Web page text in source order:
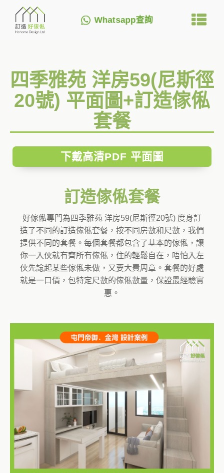
Whatsapp查詢
四季雅苑 洋房59(尼斯徑
20號) 平面圖+訂造傢俬
套餐
下戴高清PDF 平面圖
訂造傢俬套餐
好傢俬專門為四季雅苑 洋房59(尼斯徑20號) 度身訂
造了不同的訂造傢俬套餐，按不同房數和尺數，我們
提供不同的套餐。每個套餐都包含了基本的傢俬，讓
你一入伙就有齊所有傢俬，住的輕鬆自在，唔怕入左
伙先諗起某些傢俬未做，又要大費周章。套餐的好處
就是一口價，包特定尺數的傢俬數量，保證最經驗實
惠。